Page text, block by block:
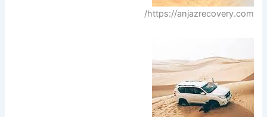
https://anjazrecovery.com/